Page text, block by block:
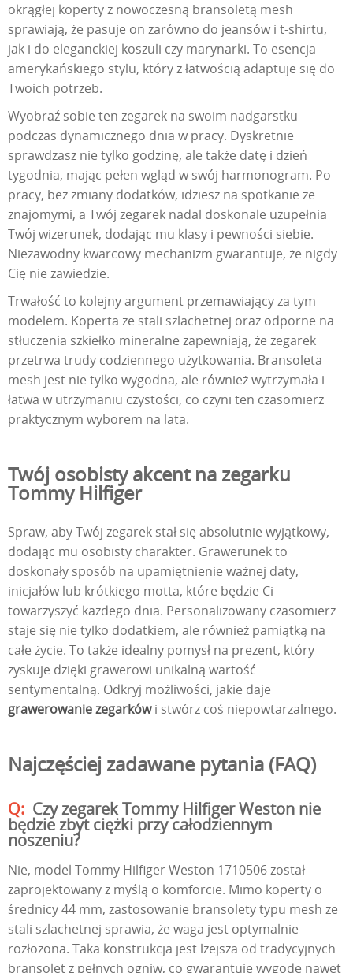
okrągłej koperty z nowoczesną bransoletą mesh
sprawiają, że pasuje on zarówno do jeansów i t-shirtu,
jak i do eleganckiej koszuli czy marynarki. To esencja
amerykańskiego stylu, który z łatwością adaptuje się do
Twoich potrzeb.
Wyobraź sobie ten zegarek na swoim nadgarstku
podczas dynamicznego dnia w pracy. Dyskretnie
sprawdzasz nie tylko godzinę, ale także datę i dzień
tygodnia, mając pełen wgląd w swój harmonogram. Po
pracy, bez zmiany dodatków, idziesz na spotkanie ze
znajomymi, a Twój zegarek nadal doskonale uzupełnia
Twój wizerunek, dodając mu klasy i pewności siebie.
Niezawodny kwarcowy mechanizm gwarantuje, że nigdy
Cię nie zawiedzie.
Trwałość to kolejny argument przemawiający za tym
modelem. Koperta ze stali szlachetnej oraz odporne na
stłuczenia szkiełko mineralne zapewniają, że zegarek
przetrwa trudy codziennego użytkowania. Bransoleta
mesh jest nie tylko wygodna, ale również wytrzymała i
łatwa w utrzymaniu czystości, co czyni ten czasomierz
praktycznym wyborem na lata.
Twój osobisty akcent na zegarku
Tommy Hilfiger
Spraw, aby Twój zegarek stał się absolutnie wyjątkowy,
dodając mu osobisty charakter. Grawerunek to
doskonały sposób na upamiętnienie ważnej daty,
inicjałów lub krótkiego motta, które będzie Ci
towarzyszyć każdego dnia. Personalizowany czasomierz
staje się nie tylko dodatkiem, ale również pamiątką na
całe życie. To także idealny pomysł na prezent, który
zyskuje dzięki grawerowi unikalną wartość
sentymentalną. Odkryj możliwości, jakie daje
grawerowanie zegarkówi stwórz coś niepowtarzalnego.
Najczęściej zadawane pytania (FAQ)
Czy zegarek Tommy Hilfiger Weston nie
będzie zbyt ciężki przy całodziennym
noszeniu?
Nie, model Tommy Hilfiger Weston 1710506 został
zaprojektowany z myślą o komforcie. Mimo koperty o
średnicy 44 mm, zastosowanie bransolety typu mesh ze
stali szlachetnej sprawia, że waga jest optymalnie
rozłożona. Taka konstrukcja jest lżejsza od tradycyjnych
bransolet z pełnych ogniw, co gwarantuje wygodę nawet